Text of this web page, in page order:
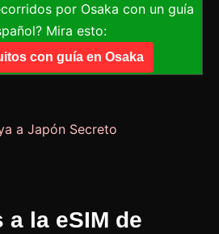
por Osaka con un guía
Mira esto:
con guía en Osaka
la eSIM de